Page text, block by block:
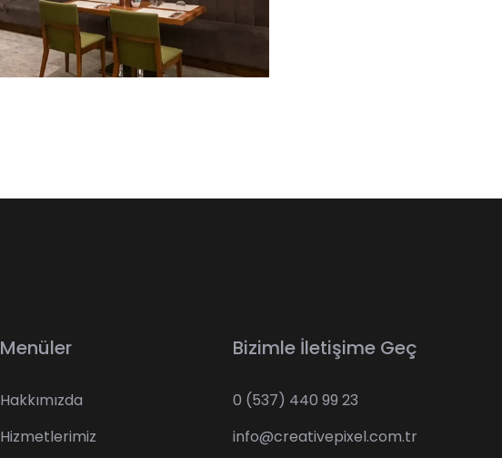
Menüler
Hakkımızda
Hizmetlerimiz
Bizimle İletişime Geç
0 (537) 440 99 23
info@creativepixel.com.tr